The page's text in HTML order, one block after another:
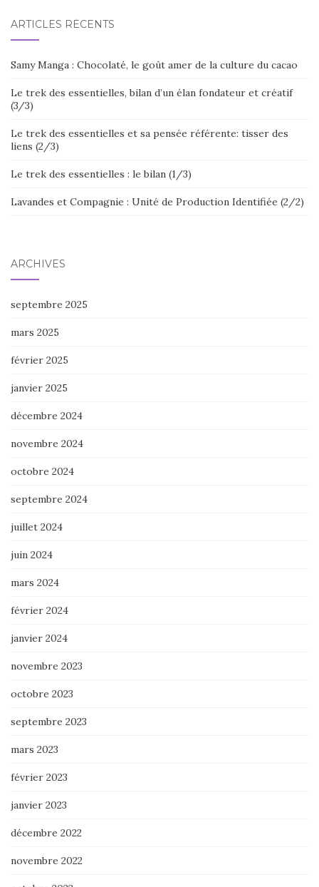
ARTICLES RÉCENTS
Samy Manga : Chocolaté, le goût amer de la culture du cacao
Le trek des essentielles, bilan d’un élan fondateur et créatif
(3/3)
Le trek des essentielles et sa pensée référente: tisser des
liens (2/3)
Le trek des essentielles : le bilan (1/3)
Lavandes et Compagnie : Unité de Production Identifiée (2/2)
ARCHIVES
septembre 2025
mars 2025
février 2025
janvier 2025
décembre 2024
novembre 2024
octobre 2024
septembre 2024
juillet 2024
juin 2024
mars 2024
février 2024
janvier 2024
novembre 2023
octobre 2023
septembre 2023
mars 2023
février 2023
janvier 2023
décembre 2022
novembre 2022